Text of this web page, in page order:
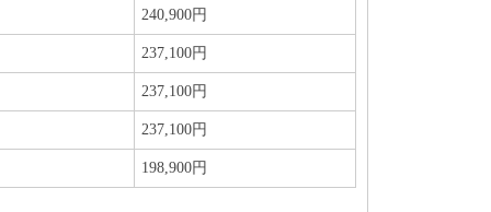
240,900円
237,100円
237,100円
237,100円
198,900円